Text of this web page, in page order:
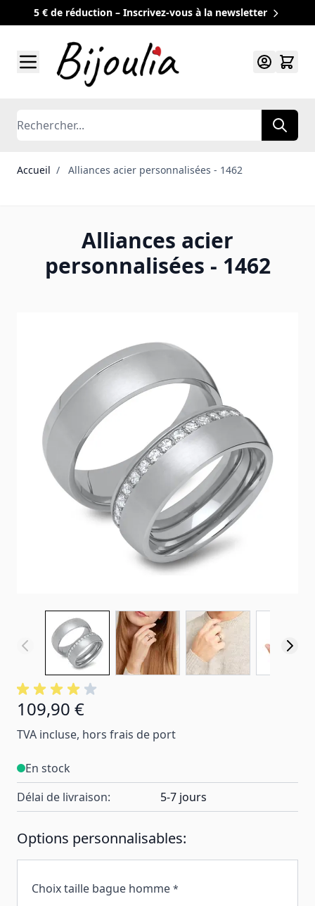
5 € de réduction – Inscrivez-vous à la newsletter
Rechercher
Accueil / Alliances acier personnalisées - 1462
Alliances acier
personnalisées - 1462
109,90 €
TVA incluse, hors frais de port
En stock
Délai de livraison:
5-7 jours
Options personnalisables:
Choix taille bague homme *